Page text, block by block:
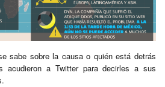
sabe sobre la causa o quién está detrás
acudieron a Twitter para decirles a sus